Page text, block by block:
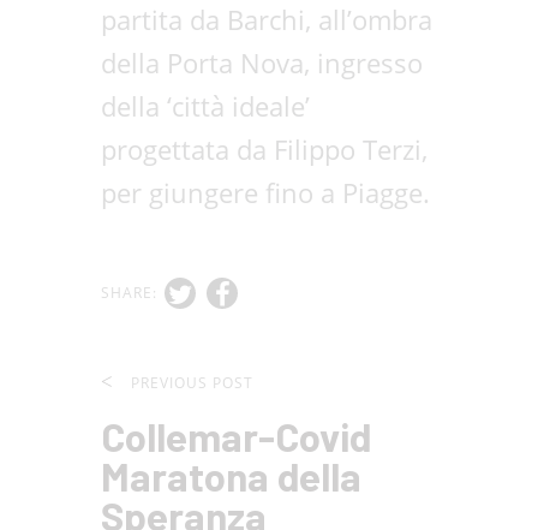
partita da Barchi, all’ombra
della Porta Nova, ingresso
della ‘città ideale’
progettata da Filippo Terzi,
per giungere fino a Piagge.
SHARE:
PREVIOUS POST
Collemar-Covid
Maratona della
Speranza